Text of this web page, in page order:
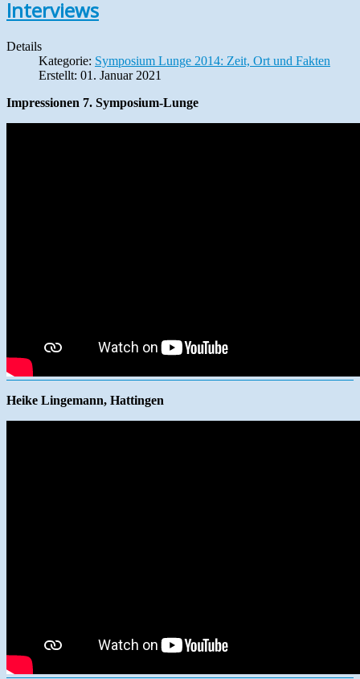
Interviews
Details
Kategorie: Symposium Lunge 2014: Zeit, Ort und Fakten
Erstellt: 01. Januar 2021
Impressionen 7. Symposium-Lunge
Heike Lingemann, Hattingen